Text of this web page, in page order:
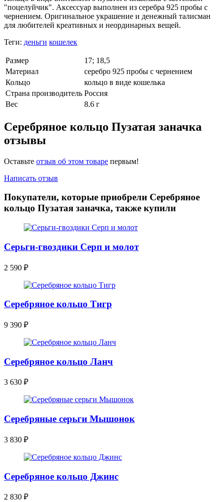
"поцелуйчик". Аксессуар выполнен из серебра 925 пробы с
чернением. Оригинальное украшение и денежный талисман
для любителей креативных и неординарных вещей.
Теги: деньги кошелек
Размер
17; 18,5
Материал
серебро 925 пробы с чернением
Кольцо
кольцо в виде кошелька
Страна производитель Россия
Вес
8.6 г
Серебряное кольцо Пузатая заначка
отзывы
Оставьте отзыв об этом товаре первым!
Написать отзыв
Покупатели, которые приобрели Серебряное
кольцо Пузатая заначка, также купили
Серьги-гвоздики Серп и молот
2 590 ₽
Серебряное кольцо Тигр
9 390 ₽
Серебряное кольцо Ланч
3 630 ₽
Серебряные серьги Мышонок
3 830 ₽
Серебряное кольцо Джинс
2 830 ₽